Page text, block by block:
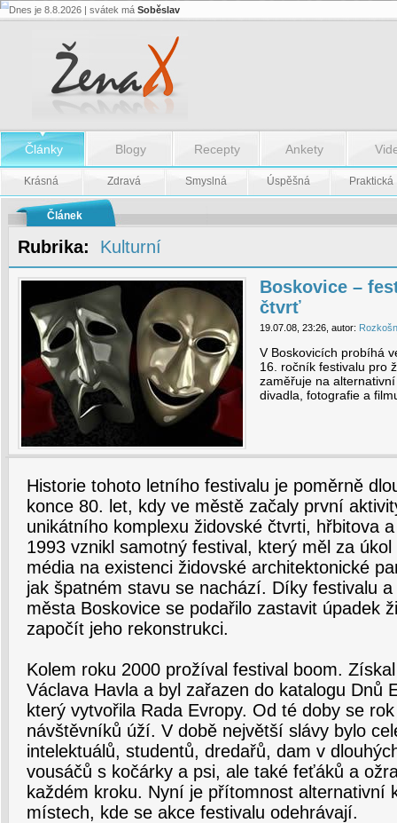
Boskovice
židovskou
–
festival
pro
židovskou
čtvrť
Dnes je 8.8.2026 | svátek má Soběslav
Články Blogy Recepty Ankety
Krásná Zdravá Smyslná Úspěšná Praktická
Článek
Rubrika: Kulturní
Boskovice –
čtvrť
19.07.08, 23:26, autor:
V Boskovicích probíhá
16. ročník festivalu pro
zaměřuje na
divadla, fotografie a
Historie tohoto letního festivalu je poměrně
konce 80. let, kdy ve městě začaly první
unikátního komplexu židovské čtvrti, hřbitova
1993 vznikl samotný festival, který měl za
média na existenci židovské architektonické
jak špatném stavu se nachází. Díky festivalu
města Boskovice se podařilo zastavit úpadek
započít jeho rekonstrukci.
Kolem roku 2000 prožíval festival boom.
Václava Havla a byl zařazen do katalogu Dnů
který vytvořila Rada Evropy. Od té doby se
návštěvníků úží. V době největší slávy bylo
intelektuálů, studentů, dredařů, dam v
vousáčů s kočárky a psi, ale také feťáků a
každém kroku. Nyní je přítomnost alternativní
místech, kde se akce festivalu odehrávají.